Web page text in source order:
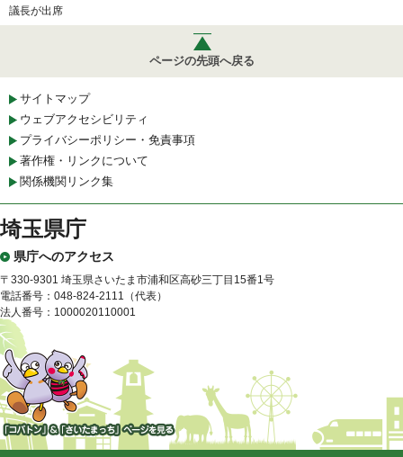
議長が出席
ページの先頭へ戻る
サイトマップ
ウェブアクセシビリティ
プライバシーポリシー・免責事項
著作権・リンクについて
関係機関リンク集
埼玉県庁
県庁へのアクセス
〒330-9301 埼玉県さいたま市浦和区高砂三丁目15番1号
電話番号：048-824-2111（代表）
法人番号：1000020110001
「コバトン」&「さいたまっ